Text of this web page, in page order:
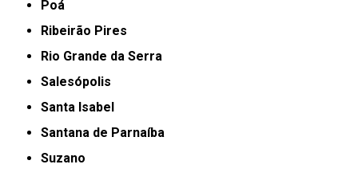
Poá
Ribeirão Pires
Rio Grande da Serra
Salesópolis
Santa Isabel
Santana de Parnaíba
Suzano